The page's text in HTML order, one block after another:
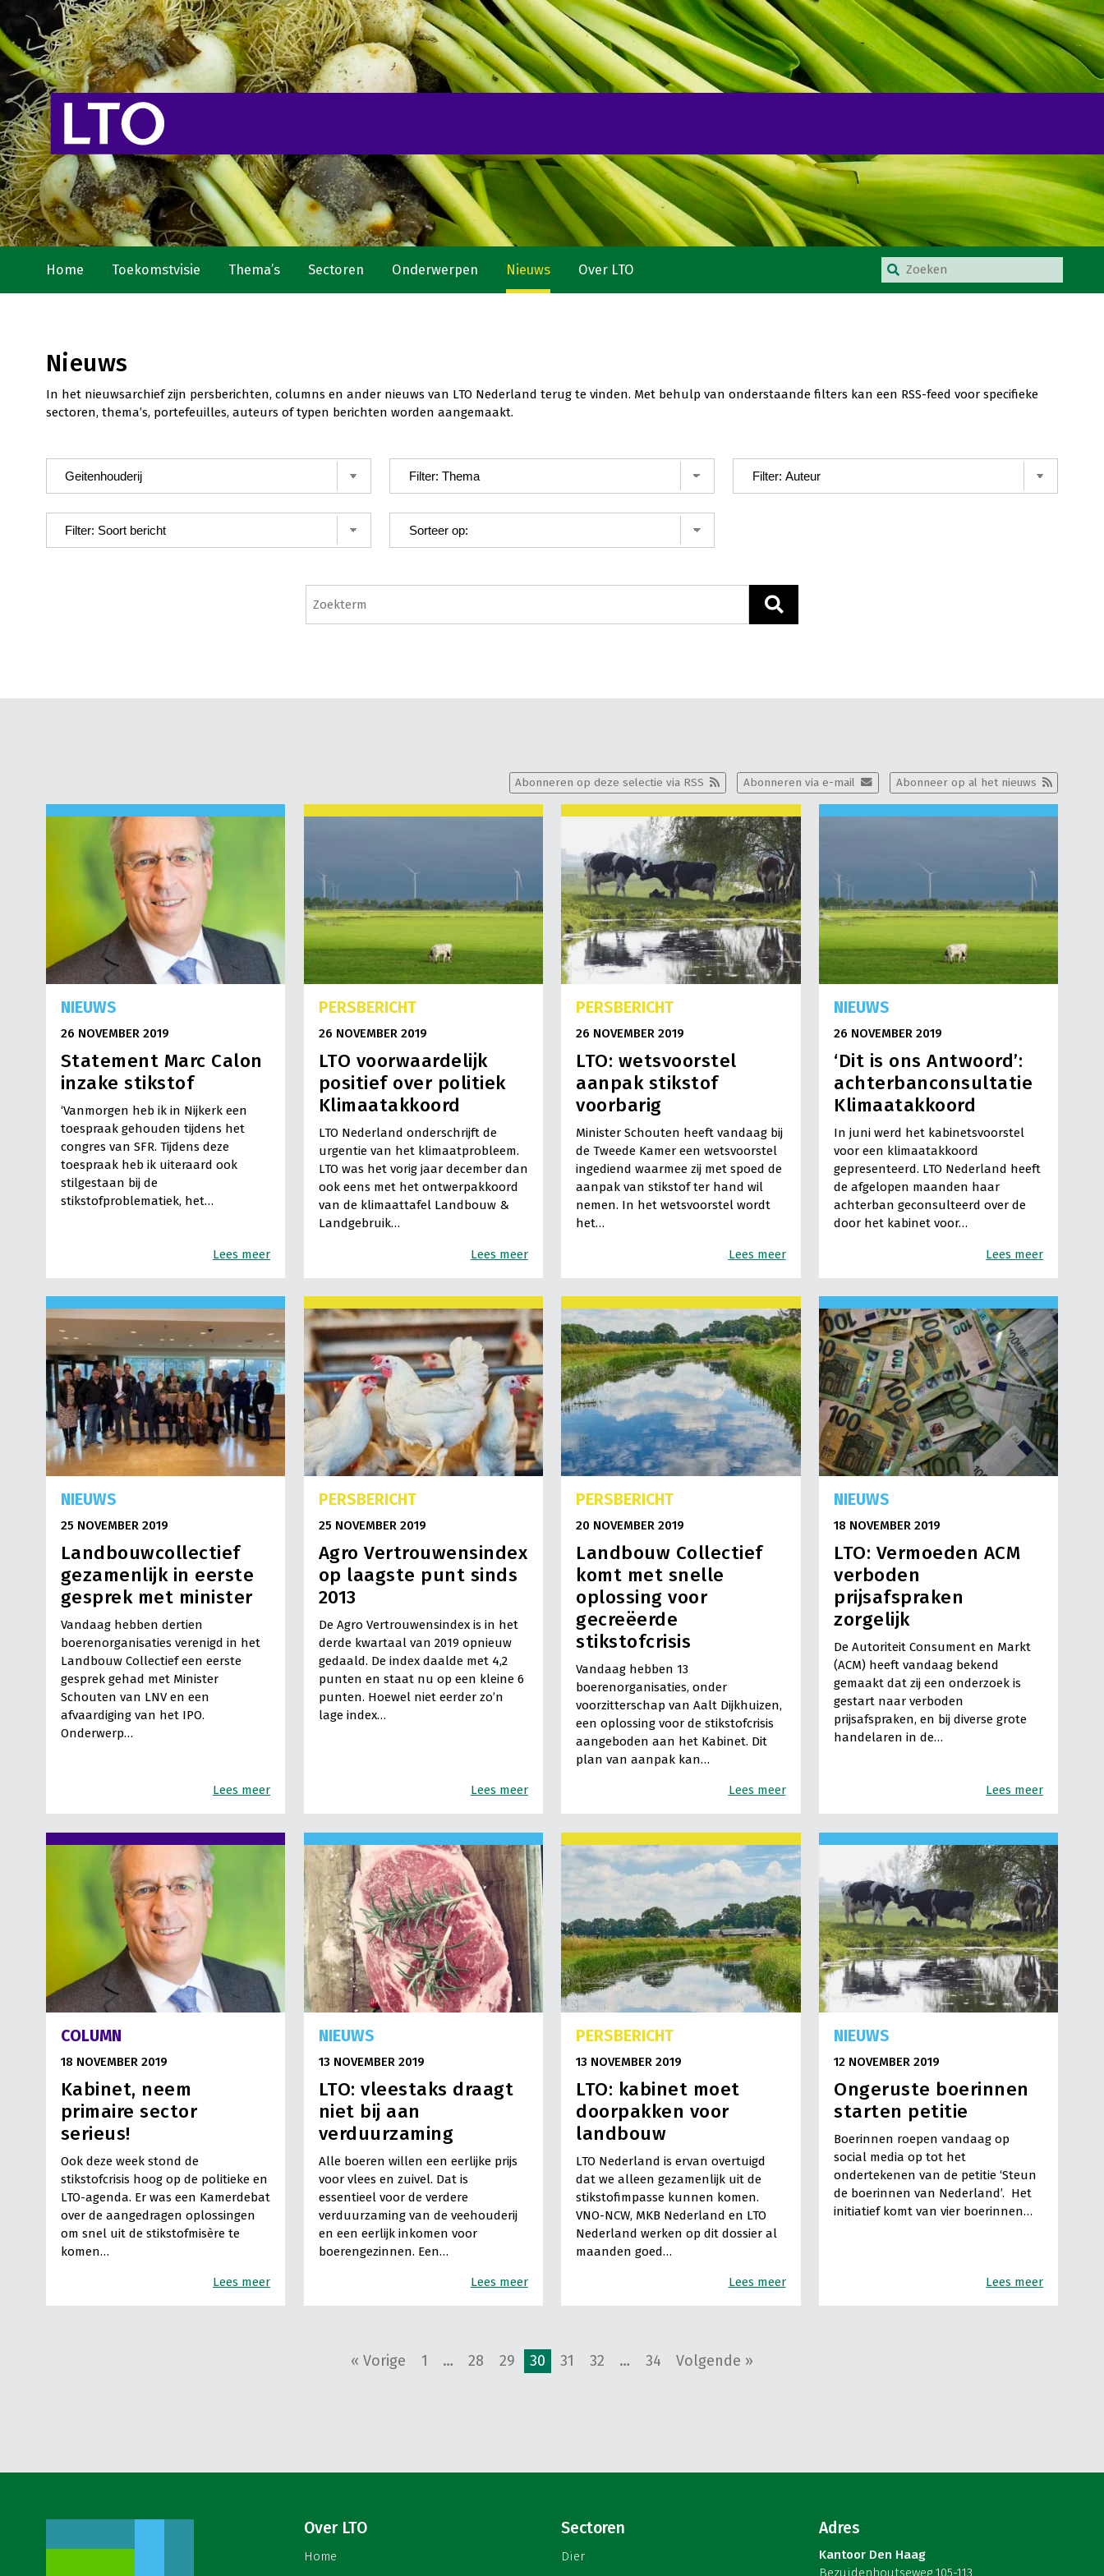
Home Toekomstvisie Thema’s Sectoren Onderwerpen Nieuws Over LTO
Nieuws
In het nieuwsarchief zijn persberichten, columns en ander nieuws van LTO Nederland terug te vinden. Met behulp van onderstaande filters kan een RSS-feed voor specifieke
sectoren, thema’s, portefeuilles, auteurs of typen berichten worden aangemaakt.
Abonneer op al het nieuws
Abonneren via e-mail
Abonneren op deze selectie via RSS
NIEUWS
26 NOVEMBER 2019
Statement Marc Calon
inzake stikstof
‘Vanmorgen heb ik in Nijkerk een
toespraak gehouden tijdens het
congres van SFR. Tijdens deze
toespraak heb ik uiteraard ook
stilgestaan bij de
stikstofproblematiek, het…
Lees meer
PERSBERICHT
26 NOVEMBER 2019
LTO voorwaardelijk
positief over politiek
Klimaatakkoord
LTO Nederland onderschrijft de
urgentie van het klimaatprobleem.
LTO was het vorig jaar december dan
ook eens met het ontwerpakkoord
van de klimaattafel Landbouw &
Landgebruik…
Lees meer
PERSBERICHT
26 NOVEMBER 2019
LTO: wetsvoorstel
aanpak stikstof
voorbarig
Minister Schouten heeft vandaag bij
de Tweede Kamer een wetsvoorstel
ingediend waarmee zij met spoed de
aanpak van stikstof ter hand wil
nemen. In het wetsvoorstel wordt
het…
Lees meer
NIEUWS
26 NOVEMBER 2019
‘Dit is ons Antwoord’:
achterbanconsultatie
Klimaatakkoord
In juni werd het kabinetsvoorstel
voor een klimaatakkoord
gepresenteerd. LTO Nederland heeft
de afgelopen maanden haar
achterban geconsulteerd over de
door het kabinet voor…
Lees meer
NIEUWS
25 NOVEMBER 2019
Landbouwcollectief
gezamenlijk in eerste
gesprek met minister
Vandaag hebben dertien
boerenorganisaties verenigd in het
Landbouw Collectief een eerste
gesprek gehad met Minister
Schouten van LNV en een
afvaardiging van het IPO.
Onderwerp…
Lees meer
PERSBERICHT
25 NOVEMBER 2019
Agro Vertrouwensindex
op laagste punt sinds
2013
De Agro Vertrouwensindex is in het
derde kwartaal van 2019 opnieuw
gedaald. De index daalde met 4,2
punten en staat nu op een kleine 6
punten. Hoewel niet eerder zo’n
lage index…
Lees meer
PERSBERICHT
20 NOVEMBER 2019
Landbouw Collectief
komt met snelle
oplossing voor
gecreëerde
stikstofcrisis
Vandaag hebben 13
boerenorganisaties, onder
voorzitterschap van Aalt Dijkhuizen,
een oplossing voor de stikstofcrisis
aangeboden aan het Kabinet. Dit
plan van aanpak kan…
Lees meer
NIEUWS
18 NOVEMBER 2019
LTO: Vermoeden ACM
verboden
prijsafspraken
zorgelijk
De Autoriteit Consument en Markt
(ACM) heeft vandaag bekend
gemaakt dat zij een onderzoek is
gestart naar verboden
prijsafspraken, en bij diverse grote
handelaren in de…
Lees meer
COLUMN
18 NOVEMBER 2019
Kabinet, neem
primaire sector
serieus!
Ook deze week stond de
stikstofcrisis hoog op de politieke en
LTO-agenda. Er was een Kamerdebat
over de aangedragen oplossingen
om snel uit de stikstofmisère te
komen…
Lees meer
NIEUWS
13 NOVEMBER 2019
LTO: vleestaks draagt
niet bij aan
verduurzaming
Alle boeren willen een eerlijke prijs
voor vlees en zuivel. Dat is
essentieel voor de verdere
verduurzaming van de veehouderij
en een eerlijk inkomen voor
boerengezinnen. Een…
Lees meer
PERSBERICHT
13 NOVEMBER 2019
LTO: kabinet moet
doorpakken voor
landbouw
LTO Nederland is ervan overtuigd
dat we alleen gezamenlijk uit de
stikstofimpasse kunnen komen.
VNO-NCW, MKB Nederland en LTO
Nederland werken op dit dossier al
maanden goed…
Lees meer
NIEUWS
12 NOVEMBER 2019
Ongeruste boerinnen
starten petitie
Boerinnen roepen vandaag op
social media op tot het
ondertekenen van de petitie ‘Steun
de boerinnen van Nederland’. Het
initiatief komt van vier boerinnen…
Lees meer
« Vorige 1 … 28 29 30 31 32 … 34 Volgende »
Over LTO
Home
Sectoren
Dier
Adres
Kantoor Den Haag
Bezuidenhoutseweg 105-113